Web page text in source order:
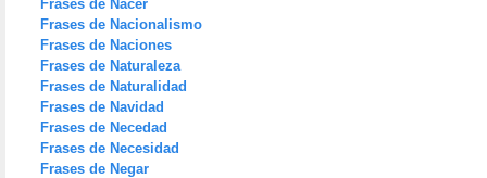
Frases de Nacer
Frases de Nacionalismo
Frases de Naciones
Frases de Naturaleza
Frases de Naturalidad
Frases de Navidad
Frases de Necedad
Frases de Necesidad
Frases de Negar